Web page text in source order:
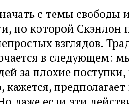
с темы свободы
по которой Скэнлон
взглядов.
в следующем:
за плохие
кажется,